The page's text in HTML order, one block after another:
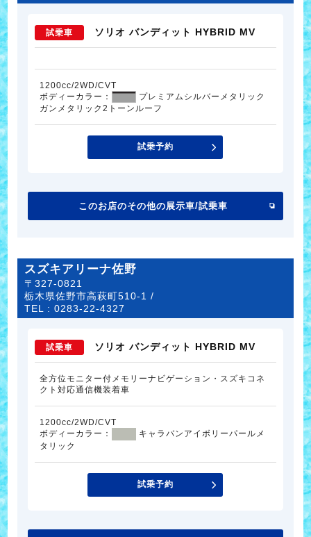
試乗車 ソリオ バンディット HYBRID MV
1200cc/2WD/CVT
ボディーカラー：
プレミアムシルバーメタリック
ガンメタリック2トーンルーフ
試乗予約
このお店のその他の展示車/試乗車
スズキアリーナ佐野
〒327-0821
栃木県佐野市高萩町510-1 /
TEL :0283-22-4327
試乗車 ソリオ バンディット HYBRID MV
全方位モニター付メモリーナビゲーション・スズキコネ
クト対応通信機装着車
1200cc/2WD/CVT
ボディーカラー：
キャラバンアイボリーパールメ
タリック
試乗予約